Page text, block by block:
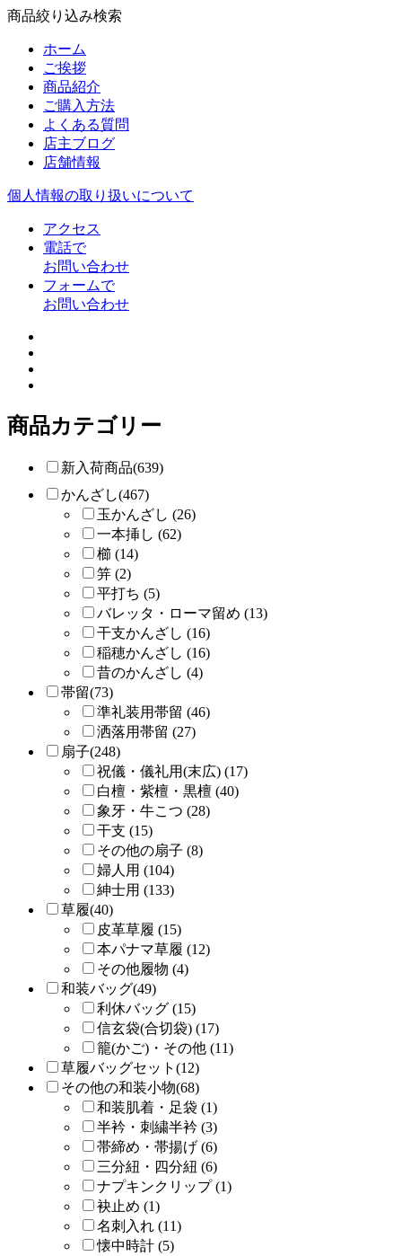
商品絞り込み検索
ホーム
ご挨拶
商品紹介
ご購入方法
よくある質問
店主ブログ
店舗情報
個人情報の取り扱いについて
アクセス
電話で
お問い合わせ
フォームで
お問い合わせ
商品カテゴリー
新入荷商品(639)
かんざし(467)
玉かんざし (26)
一本挿し (62)
櫛 (14)
笄 (2)
平打ち (5)
バレッタ・ローマ留め (13)
干支かんざし (16)
稲穂かんざし (16)
昔のかんざし (4)
帯留(73)
準礼装用帯留 (46)
洒落用帯留 (27)
扇子(248)
祝儀・儀礼用(末広) (17)
白檀・紫檀・黒檀 (40)
象牙・牛こつ (28)
干支 (15)
その他の扇子 (8)
婦人用 (104)
紳士用 (133)
草履(40)
皮革草履 (15)
本パナマ草履 (12)
その他履物 (4)
和装バッグ(49)
利休バッグ (15)
信玄袋(合切袋) (17)
籠(かご)・その他 (11)
草履バッグセット(12)
その他の和装小物(68)
和装肌着・足袋 (1)
半衿・刺繍半衿 (3)
帯締め・帯揚げ (6)
三分紐・四分紐 (6)
ナプキンクリップ (1)
袂止め (1)
名刺入れ (11)
懐中時計 (5)